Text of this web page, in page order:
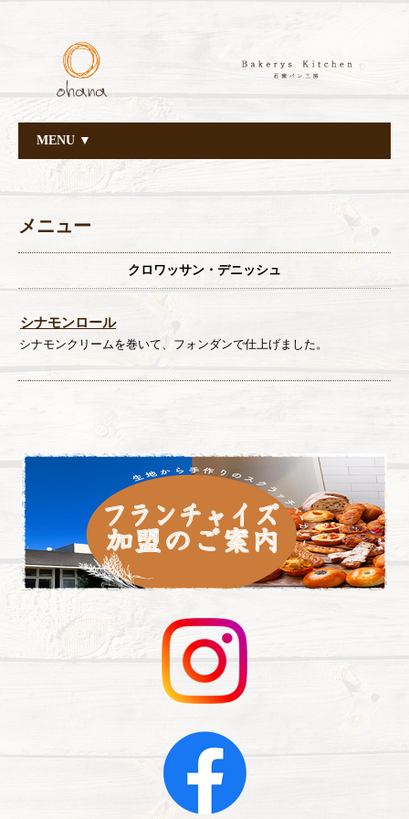
MENU ▼
メニュー
クロワッサン・デニッシュ
シナモンロール
シナモンクリームを巻いて、フォンダンで仕上げました。